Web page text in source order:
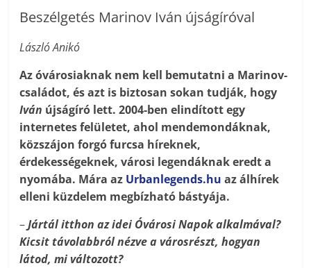
Beszélgetés Marinov Iván újságíróval
László Anikó
Az óvárosiaknak nem kell bemutatni a Marinov-
csa­lá­dot, és azt is biztosan sokan tudják, hogy
Iván újságíró lett. 2004-ben elindított egy
internetes felületet, ahol mendemondáknak,
közszájon forgó furcsa híreknek,
érdekességeknek, városi legendáknak eredt a
nyomába. Mára az Urban­le­gends.hu az álhírek
elleni küzdelem megbízható bástyája.
–Jártál itthon az idei Óvárosi Napok alkalmával?
Kicsit távolabbról nézve a városrészt, hogyan
látod, mi változott?